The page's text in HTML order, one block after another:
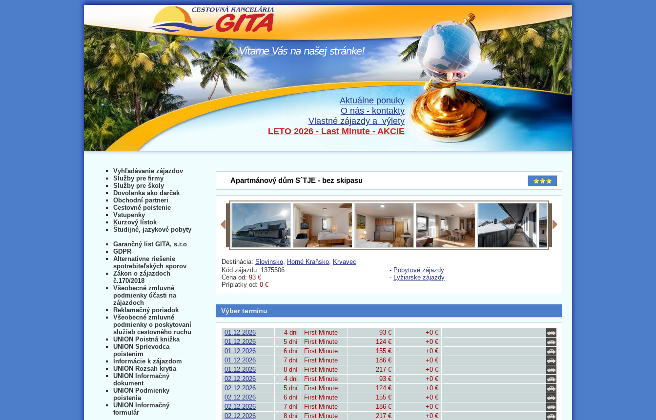
Aktuálne ponuky
O nás - kontakty
Vlastné zájazdy a výlety
LETO 2026 - Last Minute - AKCIE
Apartmánový dům S´TJE - bez skipasu
Destinácia: Slovinsko, Horné Kraňsko, Krvavec
Kód zájazdu: 1375506
Cena od: 93 €
Príplatky od: 0 €
- Pobytové zájazdy
- Lyžiarske zájazdy
Výber termínu
01.12.2026 4 dni First Minute 93 €
+0 €
01.12.2026
5 dní First Minute 124 €
+0 €
01.12.2026
6 dní First Minute 155 €
+0 €
01.12.2026
7 dní First Minute 186 €
+0 €
01.12.2026
8 dní First Minute 217 €
+0 €
02.12.2026
4 dni First Minute 93 €
+0 €
02.12.2026
5 dní First Minute 124 €
+0 €
02.12.2026
6 dní First Minute 155 €
+0 €
02.12.2026
7 dní First Minute 186 €
+0 €
02.12.2026
8 dní First Minute 217 €
+0 €
Vyhľadávanie zájazdov
Služby pre firmy
Služby pre školy
Dovolenka ako darček
Obchodní partneri
Cestovné poistenie
Vstupenky
Kurzový lístok
Študijné, jazykové pobyty
Garančný list GITA, s.r.o
GDPR
Alternatívne riešenie
spotrebiteľských sporov
Zákon o zájazdoch
č.170/2018
Všeobecné zmluvné
podmienky účasti na
zájazdoch
Reklamačný poriadok
Všeobecné zmluvné
podmienky o poskytovaní
služieb cestovného ruchu
UNION Poistná knižka
UNION Sprievodca
poistením
Informácie k zájazdom
UNION Rozsah krytia
UNION Informačný
dokument
UNION Podmienky
poistenia
UNION Informačný
formulár